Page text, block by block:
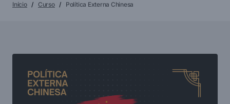
Início Curso Política Externa Chinesa